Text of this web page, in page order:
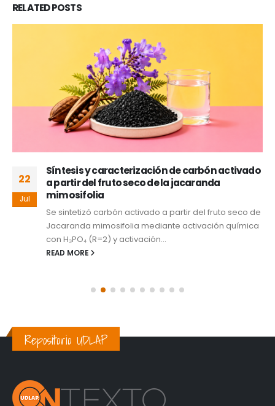
RELATEDPOSTS
22
Jul
Síntesis y caracterización de carbón activado
a partir del fruto seco de la jacaranda
mimosifolia
Se sintetizó carbón activado a partir del fruto seco de
Jacaranda mimosifolia mediante activación química
con H₃PO₄ (R=2) y activación...
READ MORE
Repositorio UDLAP